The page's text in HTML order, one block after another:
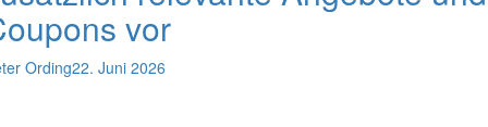
vor
Ording22. Juni 2026